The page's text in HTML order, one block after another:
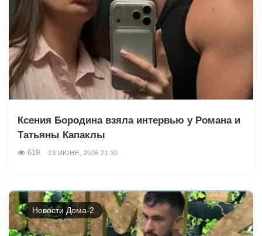
Ксения Бородина взяла интервью у Романа и
Татьяны Капаклы
619 23 ИЮНЯ, 2026 21:30
Новости Дома-2